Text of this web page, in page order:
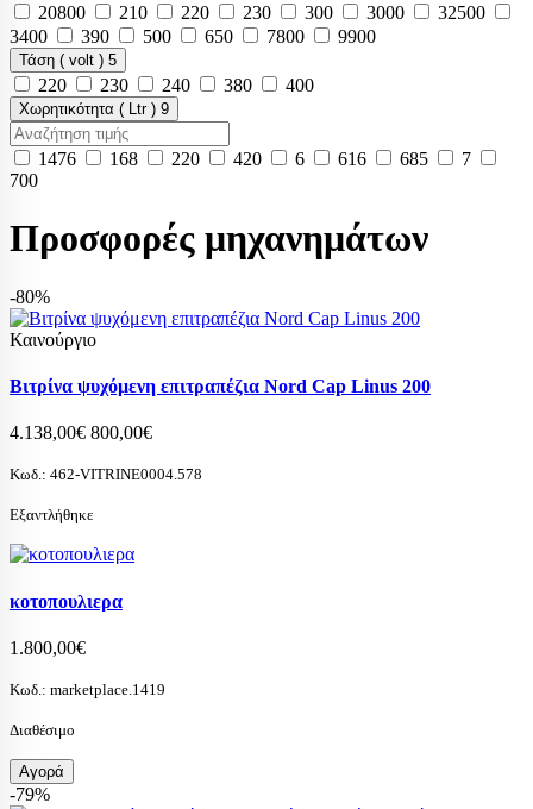
20800
210 220 230 300 3000
32500
3400
390 500 650 7800 9900
Τάση ( volt ) 5
220 230 240 380 400
Χωρητικότητα ( Ltr ) 9
1476 168 220 420 6 616 685
7
700
Προσφορές μηχανημάτων
-80%
Καινούργιο
Βιτρίνα ψυχόμενη επιτραπέζια Nord Cap Linus 200
4.138,00€ 800,00€
Κωδ.: 462-VITRINE0004.578
Εξαντλήθηκε
κοτοπουλιερα
1.800,00€
Κωδ.: marketplace.1419
Διαθέσιμο
Αγορά
-79%